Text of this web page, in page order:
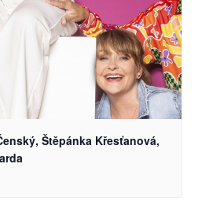
Štěpánka Křesťanová,